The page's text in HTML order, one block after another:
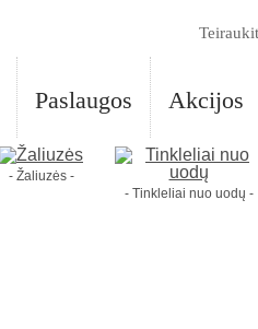
Paslaugos Akcijos
- Žaliuzės -
- Tinkleliai nuo uodų -